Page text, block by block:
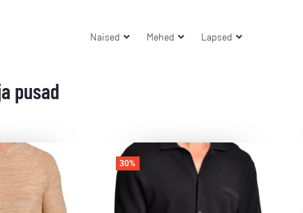
Naised Mehed Lapsed
pusad
30%